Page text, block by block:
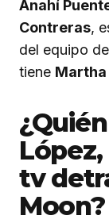
Anahí
Contreras,
del equipo
tiene
tv
Moon?